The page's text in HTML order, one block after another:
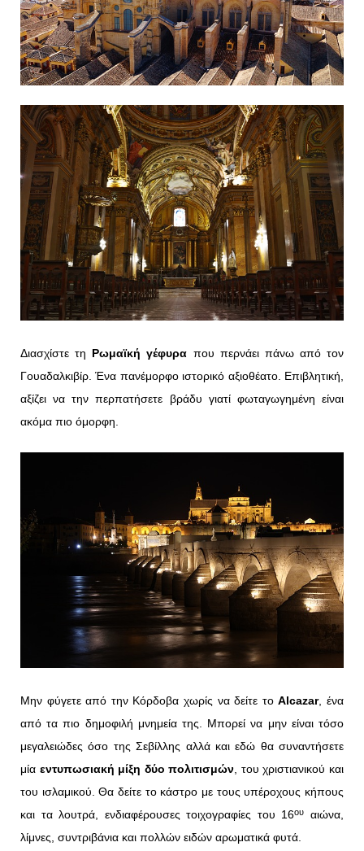
Διασχίστε τη Ρωμαϊκή γέφυρα που περνάει πάνω από τον
Γουαδαλκιβίρ. Ένα πανέμορφο ιστορικό αξιοθέατο. Επιβλητική,
αξίζει να την περπατήσετε βράδυ γιατί φωταγωγημένη είναι
ακόμα πιο όμορφη.
Μην φύγετε από την Κόρδοβα χωρίς να δείτε τοAlcazar, ένα
από τα πιο δημοφιλή μνημεία της. Μπορεί να μην είναι τόσο
μεγαλειώδες όσο της Σεβίλλης αλλά και εδώ θα συναντήσετε
μία εντυπωσιακή μίξη δύο πολιτισμών , του χριστιανικού και
του ισλαμικού. Θα δείτε το κάστρο με τους υπέροχους κήπους
και τα λουτρά, ενδιαφέρουσες τοιχογραφίες του 16ου
αιώνα,
λίμνες, συντριβάνια και πολλών ειδών αρωματικά φυτά.